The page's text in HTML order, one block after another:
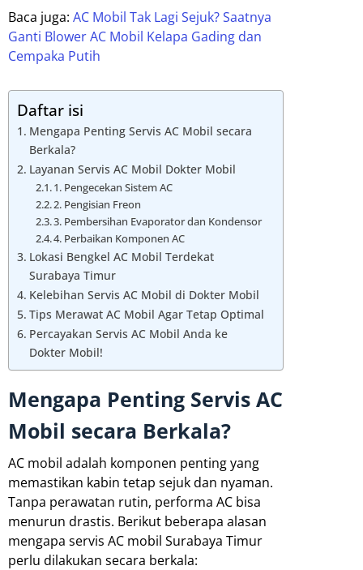
Baca juga: AC Mobil Tak Lagi Sejuk? Saatnya
Ganti Blower AC Mobil Kelapa Gading dan
Cempaka Putih
Daftar isi
Mengapa Penting Servis AC Mobil secara
Berkala?
Layanan Servis AC Mobil Dokter Mobil
1. Pengecekan Sistem AC
2. Pengisian Freon
3. Pembersihan Evaporator dan Kondensor
4. Perbaikan Komponen AC
Lokasi Bengkel AC Mobil Terdekat
Surabaya Timur
Kelebihan Servis AC Mobil di Dokter Mobil
Tips Merawat AC Mobil Agar Tetap Optimal
Percayakan Servis AC Mobil Anda ke
Dokter Mobil!
Mengapa Penting Servis AC
Mobil secara Berkala?
AC mobil adalah komponen penting yang
memastikan kabin tetap sejuk dan nyaman.
Tanpa perawatan rutin, performa AC bisa
menurun drastis. Berikut beberapa alasan
mengapa servis AC mobil Surabaya Timur
perlu dilakukan secara berkala: